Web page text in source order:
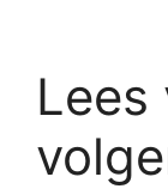
Lees